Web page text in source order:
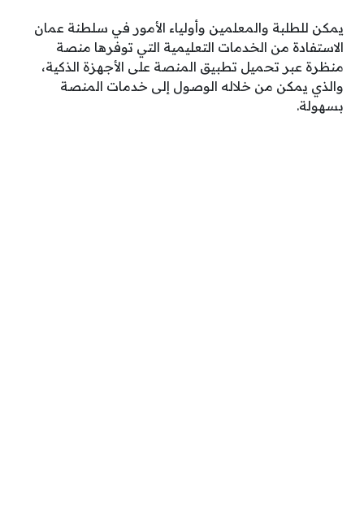
يمكن للطلبة والمعلمين وأولياء الأمور في سلطنة عمان
الاستفادة من الخدمات التعليمية التي توفرها منصة
منظرة عبر تحميل تطبيق المنصة على الأجهزة الذكية،
والذي يمكن من خلاله الوصول إلى خدمات المنصة
بسهولة.